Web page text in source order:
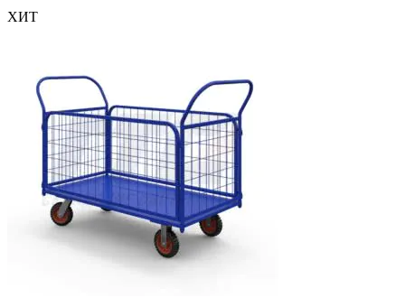
ХИТ